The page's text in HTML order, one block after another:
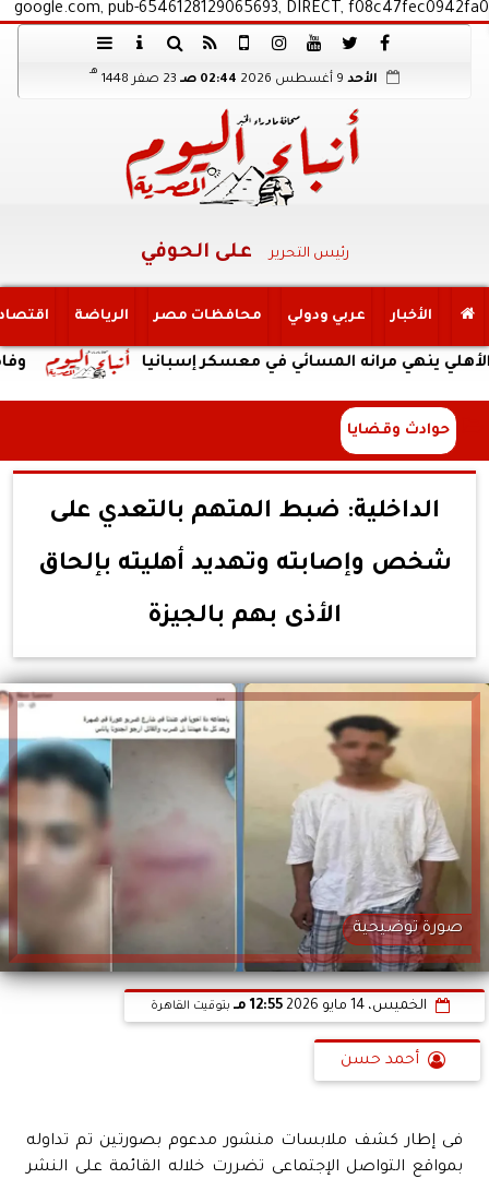
google.com, pub-6546128129065693, DIRECT, f08c47fec0942fa0
الأحد 02:44 صـ 23 صفر 1448
هـ
رئيس التحرير على الحوفي
الأخبار عربي ودولي محافظات مصر الرياضة
وفاة والد مرانه المسائي في معسكر إسبانيا
حوادث وقضايا
الداخلية: ضبط المتهم بالتعدي على
شخص وإصابته وتهديد أهليته بإلحاق
الأذى بهم بالجيزة
صورة توضيحية
الخميس، 14 مايو 2026 12:55 مـ بتوقيت القاهرة
أحمد حسن
فى إطار كشف ملابسات منشور مدعوم بصورتين تم تداوله
بمواقع التواصل الإجتماعى تضررت خلاله القائمة على النشر